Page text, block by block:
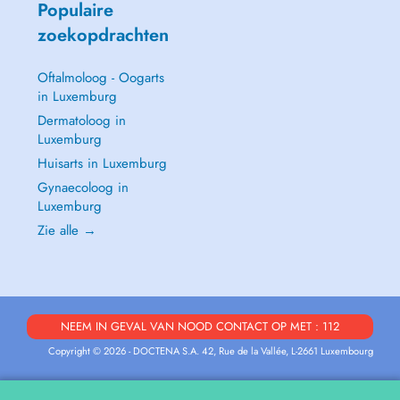
Populaire
zoekopdrachten
Oftalmoloog - Oogarts
in Luxemburg
Dermatoloog in
Luxemburg
Huisarts in Luxemburg
Gynaecoloog in
Luxemburg
Zie alle →
NEEM IN GEVAL VAN NOOD CONTACT OP MET : 112
Copyright © 2026 - DOCTENA S.A. 42, Rue de la Vallée, L-2661 Luxembourg